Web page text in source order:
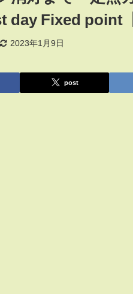
day Fixed point
2023年1月9日
post